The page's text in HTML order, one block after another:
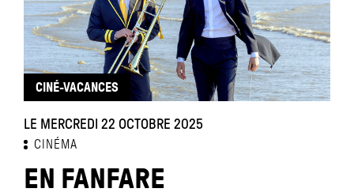
CINÉ-VACANCES
LE MERCREDI 22 OCTOBRE 2025
CINÉMA
EN FANFARE